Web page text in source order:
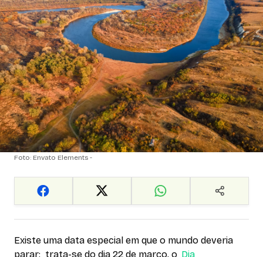
Foto: Envato Elements -
Existe uma data especial em que o mundo deveria
parar: trata-se do dia 22 de março, o Dia